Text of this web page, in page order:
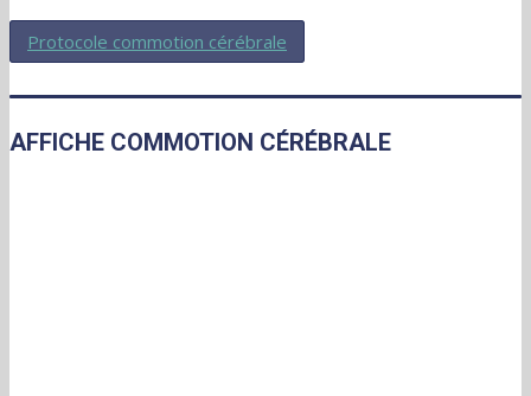
Protocole commotion cérébrale
AFFICHE COMMOTION CÉRÉBRALE